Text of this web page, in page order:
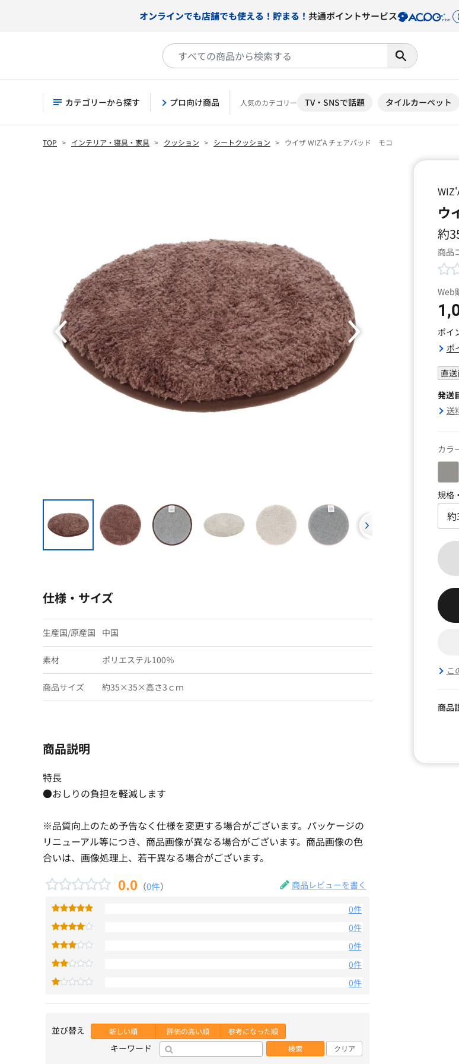
オンラインでも店舗でも使える！貯まる！ 共通ポイントサービス
カテゴリーから探す プロ向け商品 人気のカテゴリー TV・SNSで話題 タイルカーペット
TOP インテリア・寝具・家具 クッション シートクッション ウイザ WIZ'A チェアパッド モコ
ウ
約
商品
Web
ポイ
ポ
直
発送
送
カラ
規格
こ
商品
仕様・サイズ
生産国/原産国 中国
素材 ポリエステル100％
商品サイズ 約35×35×高さ3ｃｍ
商品説明
特長
●おしりの負担を軽減します
※品質向上のため予告なく仕様を変更する場合がございます。パッケージの
リニューアル等につき、商品画像が異なる場合がございます。商品画像の色
合いは、画像処理上、若干異なる場合がございます。
0.0 （0件） 商品レビューを書く
0件
0件
0件
0件
0件
並び替え 新しい順 評価の高い順 参考になった順
キーワード 検索 クリア